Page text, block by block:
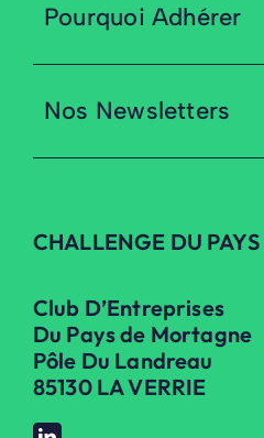
Pourquoi Adhérer
Nos Newsletters
CHALLENGE DU
Club D’Entreprises
Du Pays de Mortagne
Pôle Du Landreau
85130 LA VERRIE